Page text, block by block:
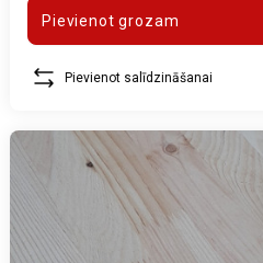
Pievienot grozam
Pievienot salīdzināšanai